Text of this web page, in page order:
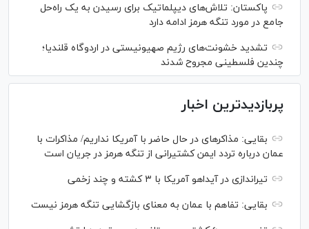
پاکستان: تلاش‌های دیپلماتیک برای رسیدن به یک راه‌حل
جامع در مورد تنگه هرمز ادامه دارد
تشدید خشونت‌های رژیم صهیونیستی در اردوگاه قلندیا؛
چندین فلسطینی مجروح شدند
پربازدیدترین اخبار
بقایی: مذاکره‎ای در حال حاضر با آمریکا نداریم/ مذاکرات با
عمان درباره تردد ایمن کشتیرانی از تنگه هرمز در جریان است
تیراندازی در آیداهو آمریکا با ۳ کشته و چند زخمی
بقایی: تفاهم با عمان به معنای بازگشایی تنگه هرمز نیست